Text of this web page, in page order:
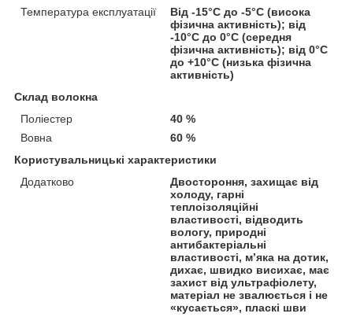
Температура експлуатації
Від -15°C до -5°C (висока
фізична активність); від
-10°C до 0°C (середня
фізична активність); від 0°C
до +10°C (низька фізична
активність)
Склад волокна
Поліестер
40 %
Вовна
60 %
Користувальницькі характеристики
Додатково
Двостороння, захищає від
холоду, гарні
теплоізоляційні
властивості, відводить
вологу, природні
антибактеріальні
властивості, м’яка на дотик,
дихає, швидко висихає, має
захист від ультрафіолету,
матеріал не звалюється і не
«кусається», пласкі шви